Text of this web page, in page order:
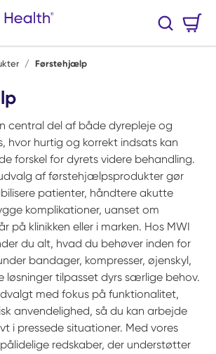
Søg
/ Førstehjælp
central del af både dyrepleje og
hvor hurtig og korrekt indsats kan
forskel for dyrets videre behandling.
af førstehjælpsprodukter gør
patienter, håndtere akutte
komplikationer, uanset om
på klinikken eller i marken. Hos MWI
du alt, hvad du behøver inden for
bandager, kompresser, øjenskyl,
løsninger tilpasset dyrs særlige behov.
med fokus på funktionalitet,
anvendelighed, så du kan arbejde
i pressede situationer. Med vores
redskaber, der understøtter